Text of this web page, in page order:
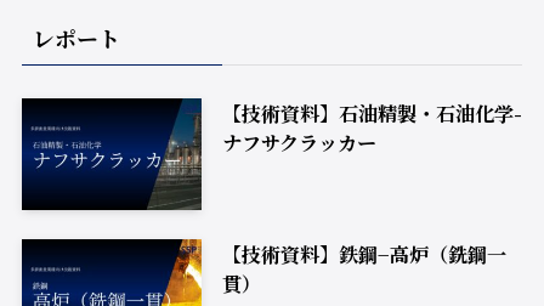
レポート
【技術資料】石油精製・石油化学-
ナフサクラッカー
【技術資料】鉄鋼−高炉（銑鋼一
貫）